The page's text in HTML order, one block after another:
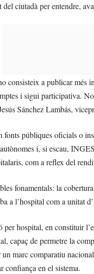
ciutadà per entendre,
consisteix a publicar més
i sigui participativa.
Sánchez Lambás,
fonts públiques oficials o
i, si escau,
com a reflex del
fonamentals: la
a l’hospital com a unitat
hospital, en constituir
capaç de permetre la
marc comparatiu
confiança en el sistema.